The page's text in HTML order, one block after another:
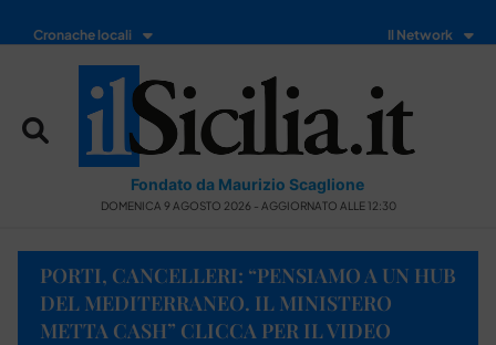
Cronache locali Il Network
Fondato da Maurizio Scaglione
DOMENICA 9 AGOSTO 2026 - AGGIORNATO ALLE 12:30
PORTI, CANCELLERI: “PENSIAMO A UN HUB
DEL MEDITERRANEO. IL MINISTERO
METTA CASH” CLICCA PER IL VIDEO